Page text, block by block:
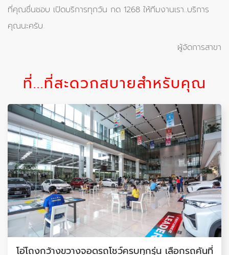
ที่คุณชื่นชอบ เปิดบริการทุกวัน กด 1268 ให้ทีมงานเรา..บริการ
คุณนะครับ
ผู้จัดการสาขา
ที่...ที่สะดวกสบายสำหรับคุณ
โอ่โถงกว้างขวางจอดรถโชว์ครบทุกรุ่น เลือกรถคันที่